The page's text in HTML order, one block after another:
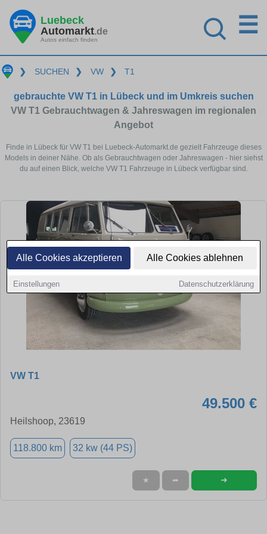
Alle Cookies akzeptieren Alle Cookies ablehnen
Einstellungen Datenschutzerklärung
Luebeck
Automarkt.de
Autos einfach finden
☰
❯ SUCHEN ❯ VW ❯ T1
gebrauchte VW T1 in Lübeck und im Umkreis suchen
VW T1 Gebrauchtwagen & Jahreswagen im regionalen
Angebot
Finde in Lübeck für VW T1 bei Luebeck-Automarkt.de gezielt Fahrzeuge dieses
Models in deiner Nähe. Ob als Gebrauchtwagen oder Jahreswagen - hier siehst
du auf einen Blick, welche VW T1 Fahrzeuge in Lübeck verfügbar sind.
VW T1
49.500 €
Heilshoop, 23619
118.800 km 32 kw (44 PS)
★ ➦ ➜